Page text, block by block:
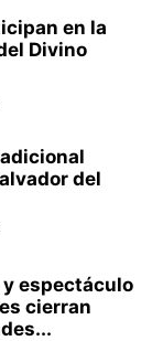
en la
Divino
del
espectáculo
cierran